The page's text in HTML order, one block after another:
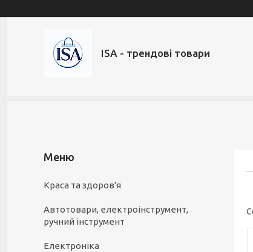
ISA - трендові товари
Краса та здоров'я
Автотовари, електроінструмент,
ручний інструмент
Електроніка